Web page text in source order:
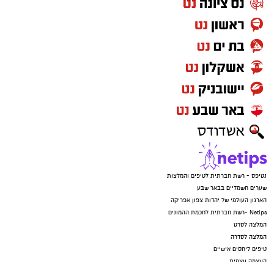
נטיפס - רשת חברתית לטיפים והמלצות
שערים חשמליים בבאר שבע
הארגון העולמי של יהדות צפון אפריקה
Netips -רשת חברתית לחכמת ההמונים
המלצה לסרט
המלצה לסדרה
טיפים ליחסים אישיים